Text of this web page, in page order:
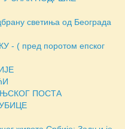
светиња од Београда
( пред поротом епског
ПОСТА